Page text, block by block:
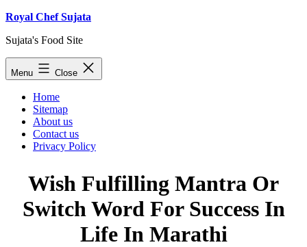
Skip
content
Royal Chef Sujata
Sujata's Food Site
Menu Close
Home
Sitemap
About us
Contact us
Privacy Policy
Wish Fulfilling Mantra Or
Switch Word For Success In
Life In Marathi